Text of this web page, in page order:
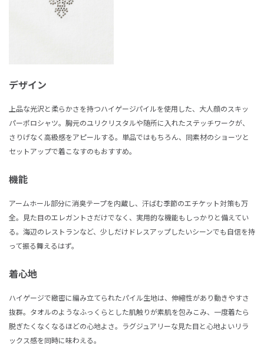
デザイン
上品な光沢と柔らかさを持つハイゲージパイルを使用した、大人顔のスキッ
パーポロシャツ。胸元のユリクリスタルや随所に入れたステッチワークが、
さりげなく高級感をアピールする。単品ではもちろん、同素材のショーツと
セットアップで着こなすのもおすすめ。
機能
アームホール部分に消臭テープを内蔵し、汗ばむ季節のエチケット対策も万
全。見た目のエレガントさだけでなく、実用的な機能もしっかりと備えてい
る。海辺のレストランなど、少しだけドレスアップしたいシーンでも自信を持
って振る舞えるはず。
着心地
ハイゲージで緻密に編み立てられたパイル生地は、伸縮性があり動きやすさ
抜群。タオルのようなふっくらとした肌触りが素肌を包みこみ、一度着たら
脱ぎたくなくなるほどの心地よさ。ラグジュアリーな見た目と心地よいリラ
ックス感を同時に味わえる。